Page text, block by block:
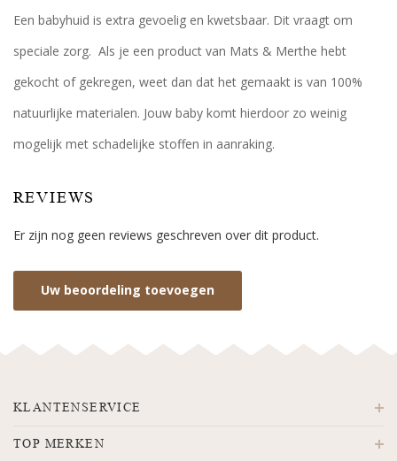
Een babyhuid is extra gevoelig en kwetsbaar. Dit vraagt om
speciale zorg. Als je een product van Mats & Merthe hebt
gekocht of gekregen, weet dan dat het gemaakt is van 100%
natuurlijke materialen. Jouw baby komt hierdoor zo weinig
mogelijk met schadelijke stoffen in aanraking.
REVIEWS
Er zijn nog geen reviews geschreven over dit product.
Uw beoordeling toevoegen
KLANTENSERVICE
TOP MERKEN